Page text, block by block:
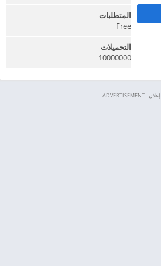
المتطلبات
Free
التحميلات
10000000
إعلان - ADVERTISEMENT